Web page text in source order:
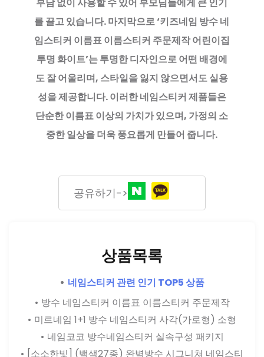
를 끌고 있습니다. 마지막으로 ‘키즈네임 방수 네
임스티커 이름표 이름스티커 주문제작 어린이집
투명 화이트’는 투명한 디자인으로 어떤 배경에
도 잘 어울리며, 스타일을 잃지 않으면서도 실용
성을 제공합니다. 이러한 네임스티커 제품들은
단순한 이름표 이상의 가치가 있으며, 가정의 소
중한 일상을 더욱 풍요롭게 만들어 줍니다.
공유하기->
상품목록
네임스티커 관련 인기 TOP5 상품
방수 네임스티커 이름표 이름스티커 주문제작
미르네임 1+1 방수 네임스티커 사각(가로형) 소형
네임코코 방수네임스티커 실속구성 패키지
[소소한빛] (백색27종) 완벽방수 시그니쳐 네임스티